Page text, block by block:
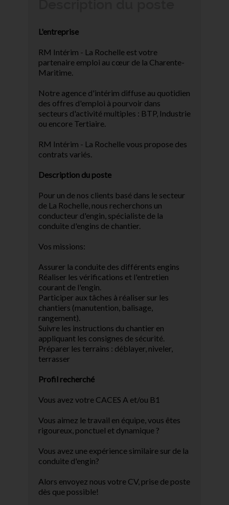
L'entreprise
RM Intérim - La Rochelle est votre
partenaire emploi au cœur de la Charente-
Maritime.
Notre agence d'intérim diffuse au quotidien
des offres d'emploi à pourvoir dans
secteurs d'activité multiples : BTP, Industrie
ou encore Tertiaire.
RM Intérim - La Rochelle vous propose des
contrats variés.
Description du poste
Pour un de nos clients basé dans le secteur
de La Rochelle, nous recherchons un
conducteur d'engin, spécialiste de la
conduite d'engins de chantier.
Vos missions:
Assurer la conduite des différents engins
Réaliser les vérifications et l'entretien
courant de l'engin.
Participer aux tâches à réaliser sur les
chantiers (manutention, balisage,
rangement).
Suivre les instructions du chantier en
appliquant les consignes de sécurité.
Préparer les terrains : déblayer, niveler,
terrasser
Profil recherché
Vous avez votre CACES A et/ou B1
Vous aimez le travail en équipe, vous êtes
rigoureux, ponctuel et dynamique ?
Vous avez une expérience similaire sur de la
conduite d'engin?
Alors envoyez nous votre CV, prise de poste
dès que possible!